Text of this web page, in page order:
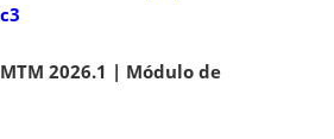
2026.1 | Módulo de